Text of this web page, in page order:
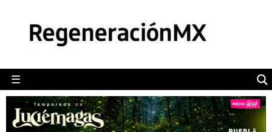
☰
POLÍTICA
CAMALEÓN
OPINIÓN